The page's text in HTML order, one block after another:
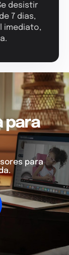
desistir
7 dias,
imediato,
para
para